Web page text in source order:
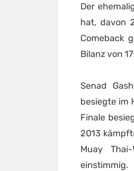
Der
hat, davon
Comeback
Bilanz von
Senad
besiegte im
Finale
2013
Muay
einstimmig.